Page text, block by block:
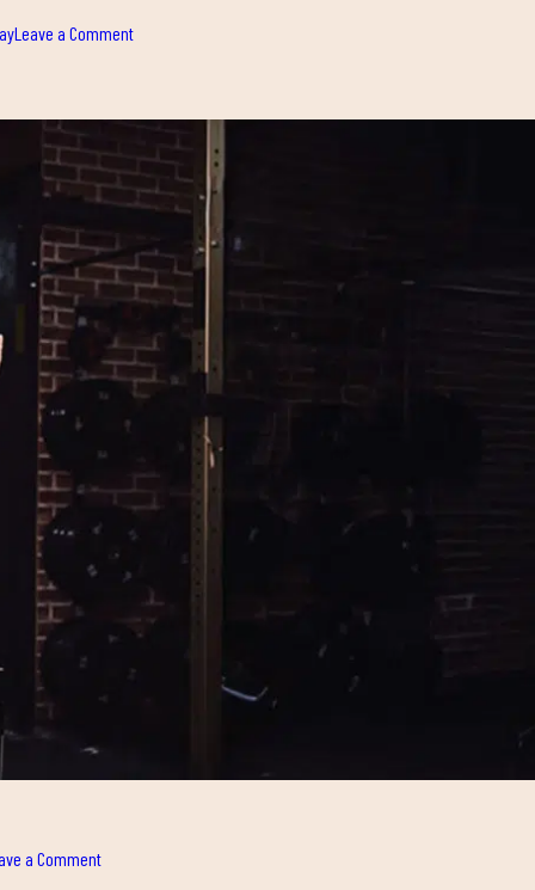
Leave a Commenton
SUMMER
EDITION!
a Commenton